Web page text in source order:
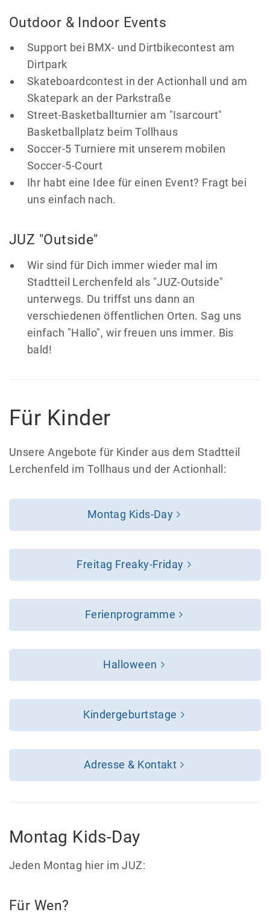
Outdoor & Indoor Events
Support bei BMX- und Dirtbikecontest am
Dirtpark
Skateboardcontest in der Actionhall und am
Skatepark an der Parkstraße
Street-Basketballturnier am "Isarcourt"
Basketballplatz beim Tollhaus
Soccer-5 Turniere mit unserem mobilen
Soccer-5-Court
Ihr habt eine Idee für einen Event? Fragt bei
uns einfach nach.
JUZ "Outside"
Wir sind für Dich immer wieder mal im
Stadtteil Lerchenfeld als "JUZ-Outside"
unterwegs. Du triffst uns dann an
verschiedenen öffentlichen Orten. Sag uns
einfach "Hallo", wir freuen uns immer. Bis
bald!
Für Kinder
Unsere Angebote für Kinder aus dem Stadtteil
Lerchenfeld im Tollhaus und der Actionhall:
Montag Kids-Day
Freitag Freaky-Friday
Ferienprogramme
Halloween
Kindergeburtstage
Adresse & Kontakt
Montag Kids-Day
Jeden Montag hier im JUZ:
Für Wen?